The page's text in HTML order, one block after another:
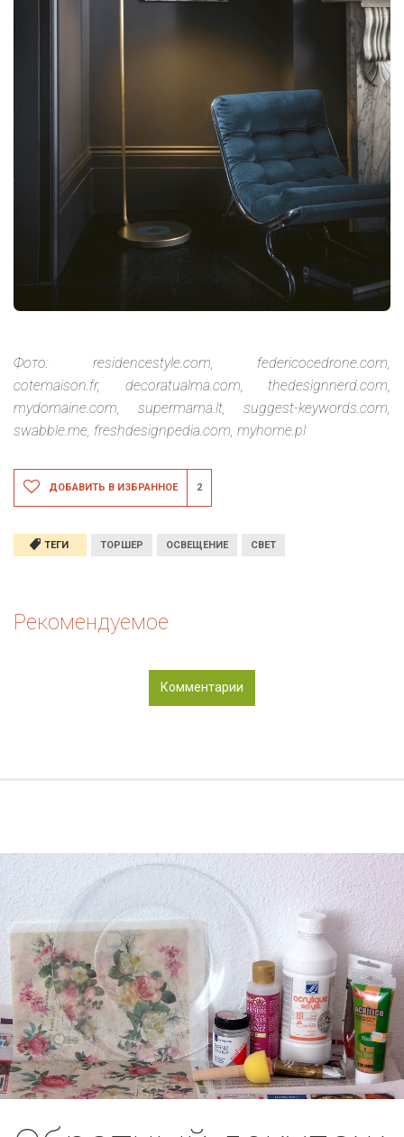
Фото: residencestyle.com, federicocedrone.com,
cotemaison.fr, decoratualma.com, thedesignnerd.com,
mydomaine.com, supermama.lt, suggest-keywords.com,
swabble.me, freshdesignpedia.com, myhome.pl
ДОБАВИТЬ В ИЗБРАННОЕ 2
ТЕГИ ТОРШЕР ОСВЕЩЕНИЕ СВЕТ
Рекомендуемое
Комментарии